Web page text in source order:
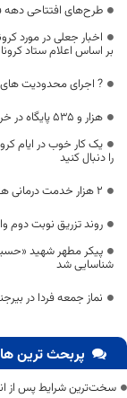
طرح‌های افتتاحی دهه
اخبار جعلی در مورد
بر اساس اعلام ستاد
? اجرای محدودیت های
هزار و ۵۳۵ پایگاه در خراسان جنوبی برای جمع‌آوری فطریه برپا می‌شود
یک کار خوب در ایام
را دنبال کنید
۲ هزار خدمت درمانی هلال احمر خراسان جنوبی در کاظمین ارائه شد
روند تزریق نوبت دوم
شناسایی شد
نماز جمعه فردا در
پربحث ترین ها
سخت‌ترین شرایط پس از